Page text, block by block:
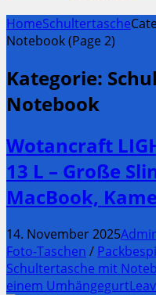
HomeSchultertasche
Notebook (Page 2)
Kategorie:
Notebook
Wotancraft
13 L – Große
MacBook,
14. November 2025
Foto-Taschen /
Schultertasche mit
einem Umhängegurt